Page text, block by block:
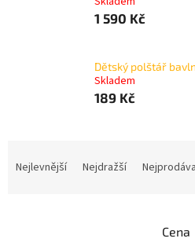
1 590 Kč
Dětský polštář
Skladem
189 Kč
Nejlevnější Nejdražší
Cena